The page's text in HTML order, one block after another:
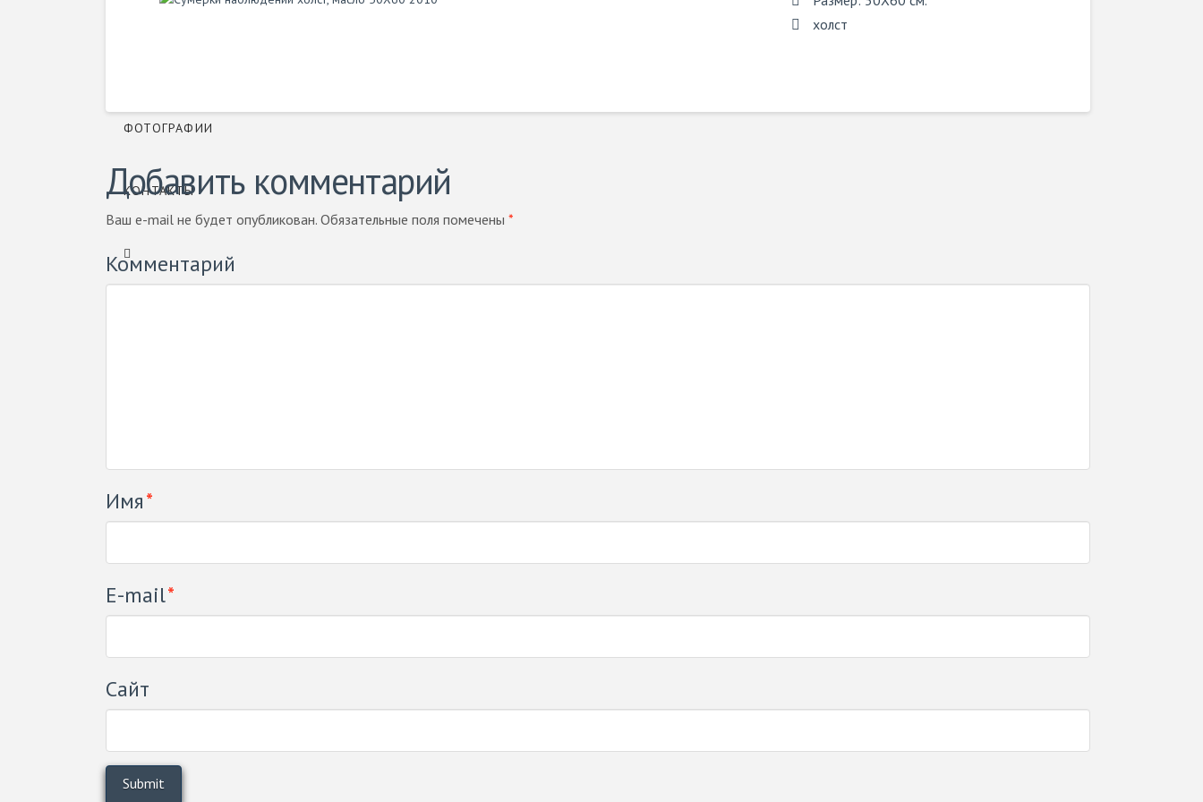
ФОТОГРАФИИ
КОНТАКТЫ
холст
Добавить комментарий
Ваш e-mail не будет опубликован. Обязательные поля помечены *
Комментарий
Имя*
E-mail*
Сайт